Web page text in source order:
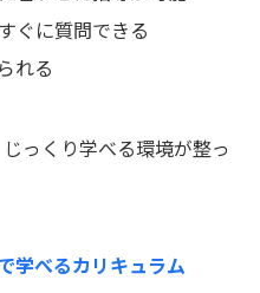
ぐに質問できる
れる
っくり学べる環境が整っ
学べるカリキュラム